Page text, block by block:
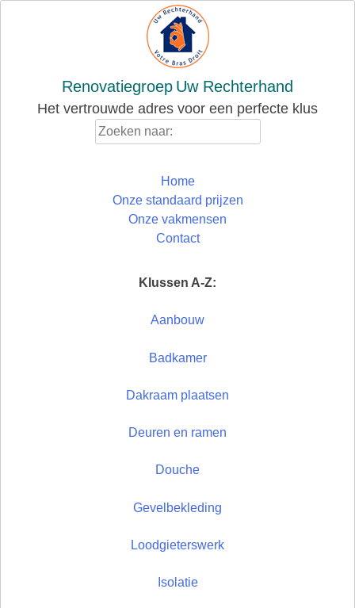
Renovatiegroep Uw Rechterhand
Het vertrouwde adres voor een perfecte klus
Home
Onze standaard prijzen
Onze vakmensen
Contact
Klussen A-Z:
Aanbouw
Badkamer
Dakraam plaatsen
Deuren en ramen
Douche
Gevelbekleding
Loodgieterswerk
Isolatie